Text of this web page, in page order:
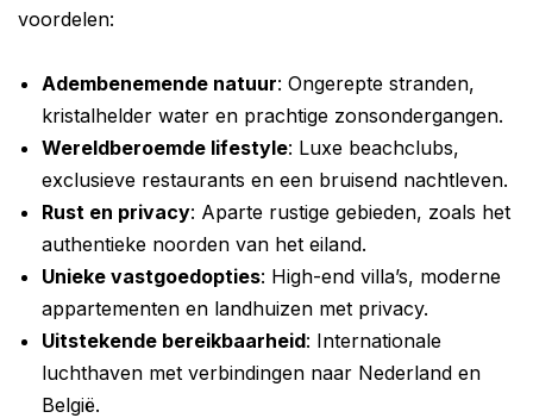
voordelen:
Adembenemende natuur: Ongerepte stranden,
kristalhelder water en prachtige zonsondergangen.
Wereldberoemde lifestyle: Luxe beachclubs,
exclusieve restaurants en een bruisend nachtleven.
Rust en privacy: Aparte rustige gebieden, zoals het
authentieke noorden van het eiland.
Unieke vastgoedopties: High-end villa’s, moderne
appartementen en landhuizen met privacy.
Uitstekende bereikbaarheid: Internationale
luchthaven met verbindingen naar Nederland en
België.